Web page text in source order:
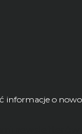
informacje o